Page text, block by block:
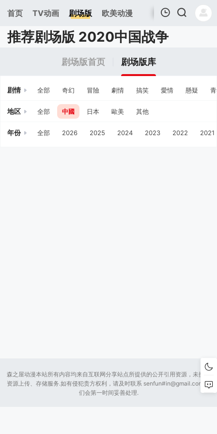
首页 TV动画 剧场版 欧美动漫
我的观影记录
推荐剧场版 2020中国战争
剧场版首页 剧场版库
剧情 全部 奇幻 冒險 劇情 搞笑 愛情 懸疑
地区 全部 中國 日本 歐美 其他
年份 全部 2026 2025 2024 2023 2022 2021
森之屋动漫本站所有内容均来自互联网分享站点所提供的公开引用资源，未提供
资源上传、存储服务.如有侵犯贵方权利，请及时联系 senfun#in@gmail.com 我
们会第一时间妥善处理.